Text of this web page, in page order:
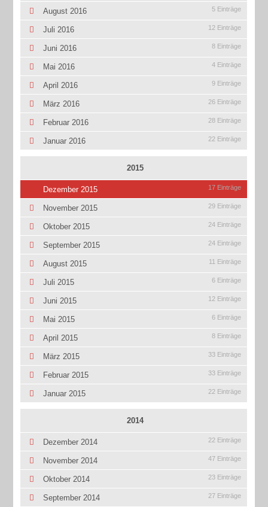
August 2016 5 Einträge
Juli 2016 12 Einträge
Juni 2016 8 Einträge
Mai 2016 4 Einträge
April 2016 9 Einträge
März 2016 26 Einträge
Februar 2016 28 Einträge
Januar 2016 22 Einträge
2015
Dezember 2015 17 Einträge
November 2015 29 Einträge
Oktober 2015 24 Einträge
September 2015 24 Einträge
August 2015 11 Einträge
Juli 2015 6 Einträge
Juni 2015 12 Einträge
Mai 2015 6 Einträge
April 2015 8 Einträge
März 2015 33 Einträge
Februar 2015 33 Einträge
Januar 2015 22 Einträge
2014
Dezember 2014 22 Einträge
November 2014 47 Einträge
Oktober 2014 23 Einträge
September 2014 27 Einträge